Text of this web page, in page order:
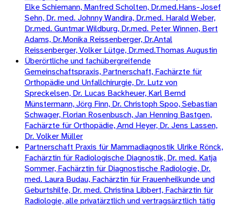
Elke Schiemann, Manfred Scholten, Dr.med.Hans-Josef
Sehn, Dr. med. Johnny Wandira, Dr.med. Harald Weber,
Dr.med. Guntmar Wildburg, Dr.med. Peter Winnen, Bert
Adams, Dr.Monika Reissenberger, Dr.Antal
Reissenberger, Volker Lütge, Dr.med.Thomas Augustin
Überörtliche und fachübergreifende
Gemeinschaftspraxis, Partnerschaft, Fachärzte für
Orthopädie und Unfallchirurgie, Dr. Lutz von
Spreckelsen, Dr. Lucas Backheuer, Karl Bernd
Münstermann, Jörg Finn, Dr. Christoph Spoo, Sebastian
Schwager, Florian Rosenbusch, Jan Henning Bastgen,
Fachärzte für Orthopädie, Arnd Heyer, Dr. Jens Lassen,
Dr. Volker Müller
Partnerschaft Praxis für Mammadiagnostik Ulrike Rönck,
Fachärztin für Radiologische Diagnostik, Dr. med. Katja
Sommer, Fachärztin für Diagnostische Radiologie, Dr.
med. Laura Budau, Fachärztin für Frauenheilkunde und
Geburtshilfe, Dr. med. Christina Libbert, Fachärztin für
Radiologie, alle privatärztlich und vertragsärztlich tätig